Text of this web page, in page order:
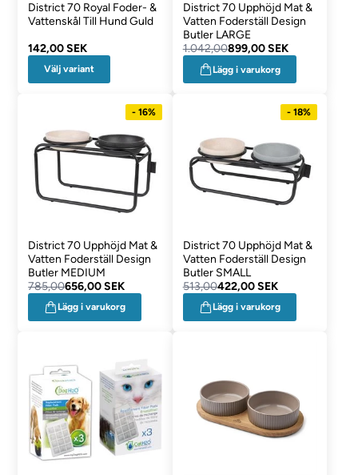
District 70 Royal Foder- &
Vattenskål Till Hund Guld
142,00 SEK
Välj variant
District 70 Upphöjd Mat &
Vatten Foderställ Design
Butler LARGE
1.042,00899,00 SEK
Lägg i varukorg
- 16%
District 70 Upphöjd Mat &
Vatten Foderställ Design
Butler MEDIUM
785,00656,00 SEK
Lägg i varukorg
- 18%
District 70 Upphöjd Mat &
Vatten Foderställ Design
Butler SMALL
513,00422,00 SEK
Lägg i varukorg